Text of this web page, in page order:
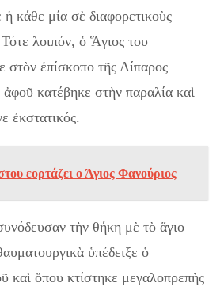
κάθε μία σὲ διαφορετικοὺς
λοιπόν, ὁ Ἅγιος του
ἐπίσκοπο τῆς Λίπαρος
κατέβηκε στὴν παραλία καὶ
ἐκστατικός.
εορτάζει ο Άγιος Φανούριος
τὴν θήκη μὲ τὸ ἅγιο
ὑπέδειξε ὁ
καὶ ὅπου κτίστηκε μεγαλοπρεπὴς